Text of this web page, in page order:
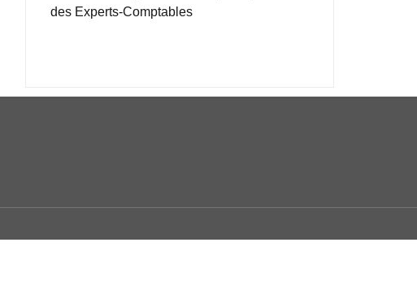
des Experts-Comptables